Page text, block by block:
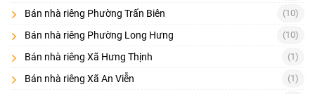
Kết cấu: móng, tường, chống thấm, điện nước
Pháp lý xây dựng/hoàn công (nếu có)
Tình trạng thế chấp/giải chấp
Hàng xóm, an ninh, ngập nước
Bán nhà riêng Phường Trấn Biên (10)
Bán nhà riêng Phường Long Hưng (10)
Bán nhà riêng Xã Hưng Thịnh (1)
Bán nhà riêng Xã An Viễn (1)